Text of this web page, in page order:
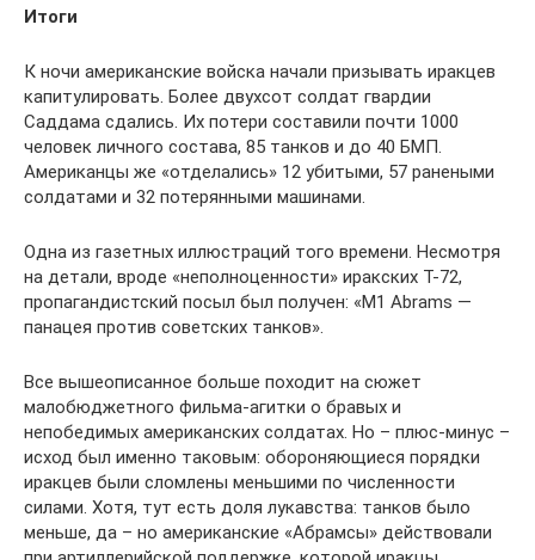
Итоги
К ночи американские войска начали призывать иракцев
капитулировать. Более двухсот солдат гвардии
Саддама сдались. Их потери составили почти 1000
человек личного состава, 85 танков и до 40 БМП.
Американцы же «отделались» 12 убитыми, 57 ранеными
солдатами и 32 потерянными машинами.
Одна из газетных иллюстраций того времени. Несмотря
на детали, вроде «неполноценности» иракских Т-72,
пропагандистский посыл был получен: «M1 Abrams —
панацея против советских танков».
Все вышеописанное больше походит на сюжет
малобюджетного фильма-агитки о бравых и
непобедимых американских солдатах. Но – плюс-минус –
исход был именно таковым: обороняющиеся порядки
иракцев были сломлены меньшими по численности
силами. Хотя, тут есть доля лукавства: танков было
меньше, да – но американские «Абрамсы» действовали